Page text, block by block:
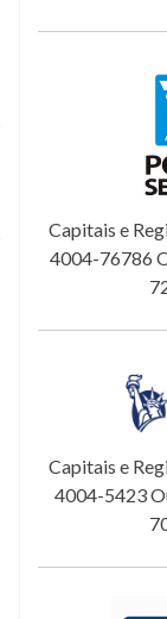
Capitais e
4004-76786
Capitais e
4004-5423